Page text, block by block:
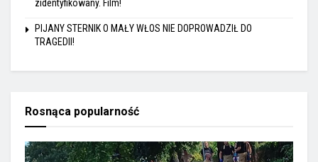
zidentyfikowany. Film!
PIJANY STERNIK O MAŁY WŁOS NIE DOPROWADZIŁ DO
TRAGEDII!
Rosnąca popularność